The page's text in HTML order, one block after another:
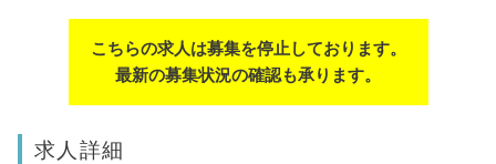
こちらの求人は募集を停止しております。
最新の募集状況の確認も承ります。
求人詳細